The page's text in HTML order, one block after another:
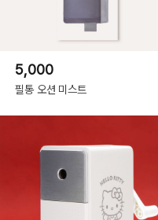
5,000
필통 오션 미스트